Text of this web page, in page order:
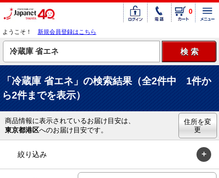
0
ようこそ！ 新規会員登録はこちら
「冷蔵庫 省エネ」の検索結果（全2件中 1件か
ら2件までを表示）
商品情報に表示されているお届け目安は、
東京都港区へのお届け目安です。
住所を変
更
絞り込み